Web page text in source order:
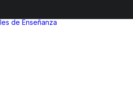
de Enseñanza